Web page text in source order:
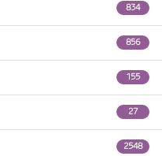
834
856
155
27
2548